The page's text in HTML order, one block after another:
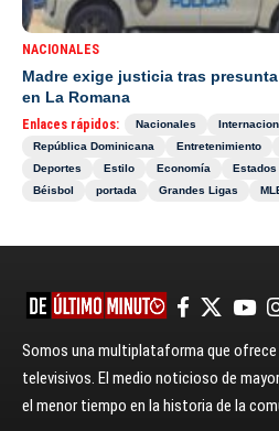
NACIONALES
Madre exige justicia tras
en La Romana
Enlaces rápidos: Nacionales
República Dominicana
Entretenimiento
Deportes
Estilo Economía Estados
Béisbol
portada Grandes Ligas
Somos una multiplataforma que
televisivos. El medio noticioso de
el menor tiempo en la historia de la